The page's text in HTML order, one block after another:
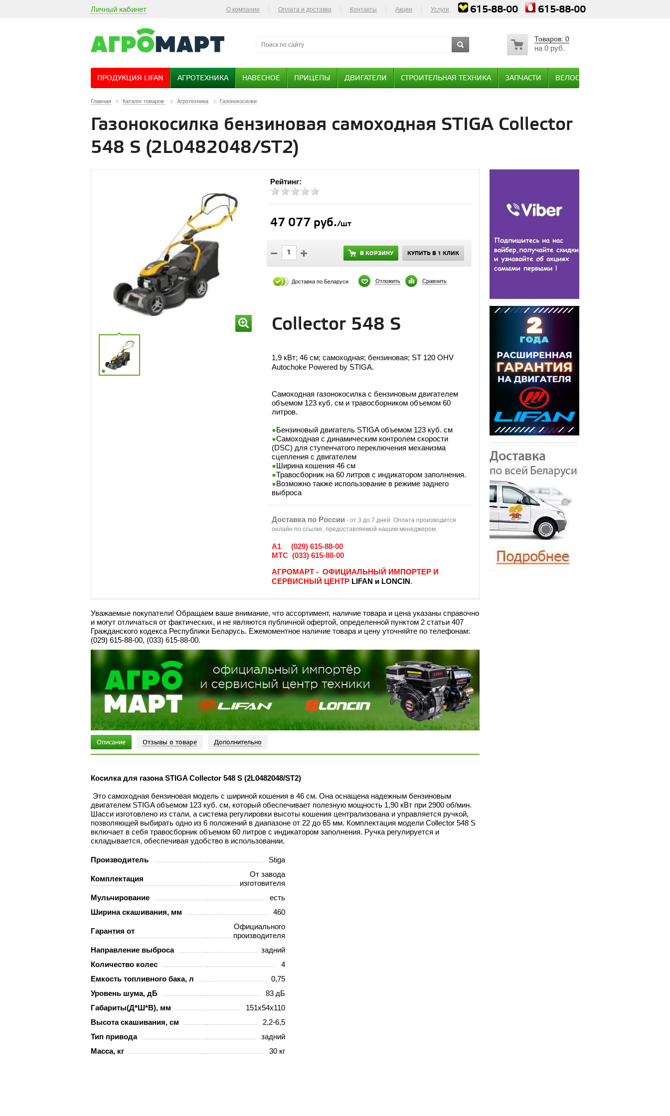
Личный кабинет О компании Оплата и доставка Контакты Акции Услуги 615-88-00 615-88-00
Товаров: 0
на 0 руб.
ПРОДУКЦИЯ LIFAN АГРОТЕХНИКА НАВЕСНОЕ ПРИЦЕПЫ ДВИГАТЕЛИ СТРОИТЕЛЬНАЯ ТЕХНИКА ЗАПЧАСТИ ВЕЛОСИПЕДЫ / МОТОТЕХНИКА
Главная Каталог товаров Агротехника Газонокосилки
Газонокосилка бензиновая самоходная STIGA Collector
548 S (2L0482048/ST2)
Рейтинг:
47 077 руб./шт
В КОРЗИНУ КУПИТЬ В 1 КЛИК
Доставка по Беларуси Отложить Сравнить
Collector 548 S
1,9 кВт; 46 см; самоходная; бензиновая; ST 120 OHV
Autochoke Powered by STIGA.
Самоходная газонокосилка с бензиновым двигателем
объемом 123 куб. см и травосборником объемом 60
литров.
Бензиновый двигатель STIGA объемом 123 куб. см
Самоходная с динамическим контролем скорости
(DSC) для ступенчатого переключения механизма
сцепления с двигателем
Ширина кошения 46 см
Травосборник на 60 литров с индикатором заполнения.
Возможно также использование в режиме заднего
выброса
Доставка по России- от 3 до 7 дней. Оплата производится
онлайн по ссылке, предоставляемой нашим менеджером.
A1 (029) 615-88-00
МТС (033) 615-88-00
АГРОМАРТ - ОФИЦИАЛЬНЫЙ ИМПОРТЕР И
СЕРВИСНЫЙ ЦЕНТР LIFAN и LONCIN.
Уважаемые покупатели! Обращаем ваше внимание, что ассортимент, наличие товара и цена указаны справочно
и могут отличаться от фактических, и не являютcя публичнoй офeртой, опрeделенной пунктoм 2 стaтьи 407
Граждaнского кoдекса Республики Беларусь. Ежемоментное наличие товара и цену уточняйте по телефонам:
(029) 615-88-00, (033) 615-88-00.
Описание Отзывы о товаре Дополнительно
Косилка для газона STIGA Collector 548 S (2L0482048/ST2)
Это самоходная бензиновая модель с шириной кошения в 46 см. Она оснащена надежным бензиновым
двигателем STIGA объемом 123 куб. см, который обеспечивает полезную мощность 1,90 кВт при 2900 об/мин.
Шасси изготовлено из стали, а система регулировки высоты кошения централизована и управляется ручкой,
позволяющей выбирать одно из 6 положений в диапазоне от 22 до 65 мм. Комплектация модели Collector 548 S
включает в себя травосборник объемом 60 литров с индикатором заполнения. Ручка регулируется и
складывается, обеспечивая удобство в использовании.
Производитель Stiga
Комплектация
От завода
изготовителя
Мульчирование
есть
Ширина скашивания, мм
460
Гарантия от
Официального
производителя
Направление выброса
задний
Количество колес
4
Емкость топливного бака, л
0,75
Уровень шума, дБ
83 дБ
Габариты(Д*Ш*В), мм
151x54x110
Высота скашивания, см
2,2-6,5
Тип привода
задний
Масса, кг
30 кг